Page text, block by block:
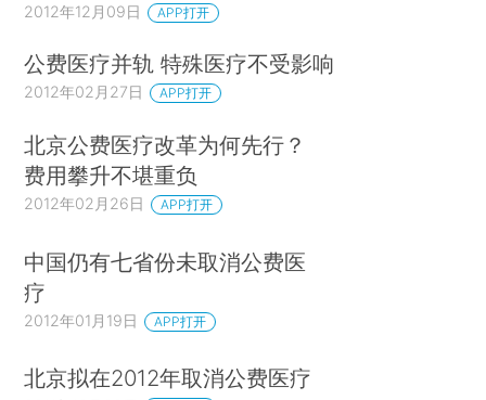
2012年12月09日 APP打开
公费医疗并轨 特殊医疗不受影响
2012年02月27日 APP打开
北京公费医疗改革为何先行？
费用攀升不堪重负
2012年02月26日 APP打开
中国仍有七省份未取消公费医
疗
2012年01月19日 APP打开
北京拟在2012年取消公费医疗